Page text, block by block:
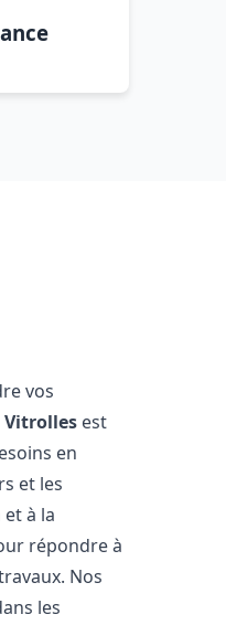
vos
Vitrolles est
en
et les
à la
répondre à
Nos
les